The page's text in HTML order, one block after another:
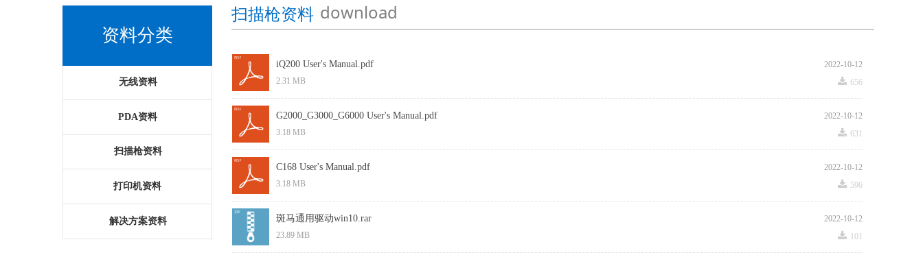
download
扫描枪资料
2022-10-12
iQ200 User's Manual.pdf
끂 656
2.31 MB
2022-10-12
G2000_G3000_G6000 User's Manual.pdf
끂 631
3.18 MB
2022-10-12
C168 User's Manual.pdf
끂 596
3.18 MB
2022-10-12
斑马通用驱动win10.rar
끂 101
23.89 MB
资料分类
无线资料
PDA资料
扫描枪资料
打印机资料
解决方案资料